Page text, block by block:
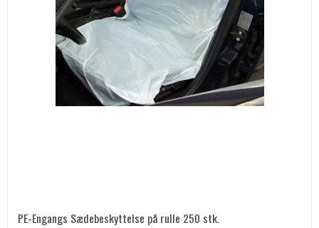
PE-Engangs Sædebeskyttelse på rulle 250 stk.